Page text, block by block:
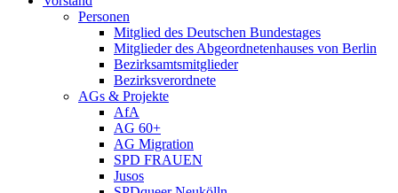
Personen
Mitglied des Deutschen Bundestages
Mitglieder des Abgeordnetenhauses von Berlin
Bezirksamtsmitglieder
Bezirksverordnete
AGs & Projekte
AfA
AG 60+
AG Migration
SPD FRAUEN
Jusos